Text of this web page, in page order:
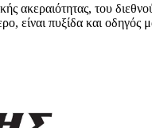
ακεραιότητας, του
είναι πυξίδα και οδηγός